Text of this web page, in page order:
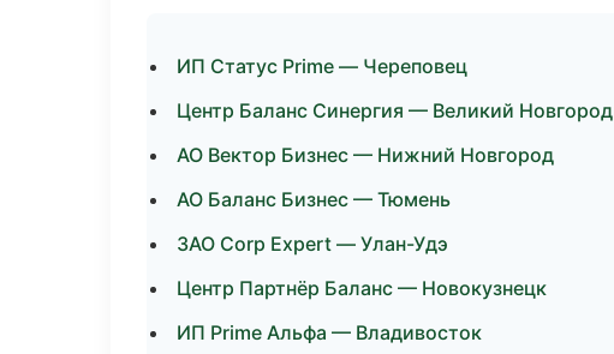
ИП Статус Prime — Череповец
Центр Баланс Синергия — Великий Новгород
АО Вектор Бизнес — Нижний Новгород
АО Баланс Бизнес — Тюмень
ЗАО Corp Expert — Улан-Удэ
Центр Партнёр Баланс — Новокузнецк
ИП Prime Альфа — Владивосток